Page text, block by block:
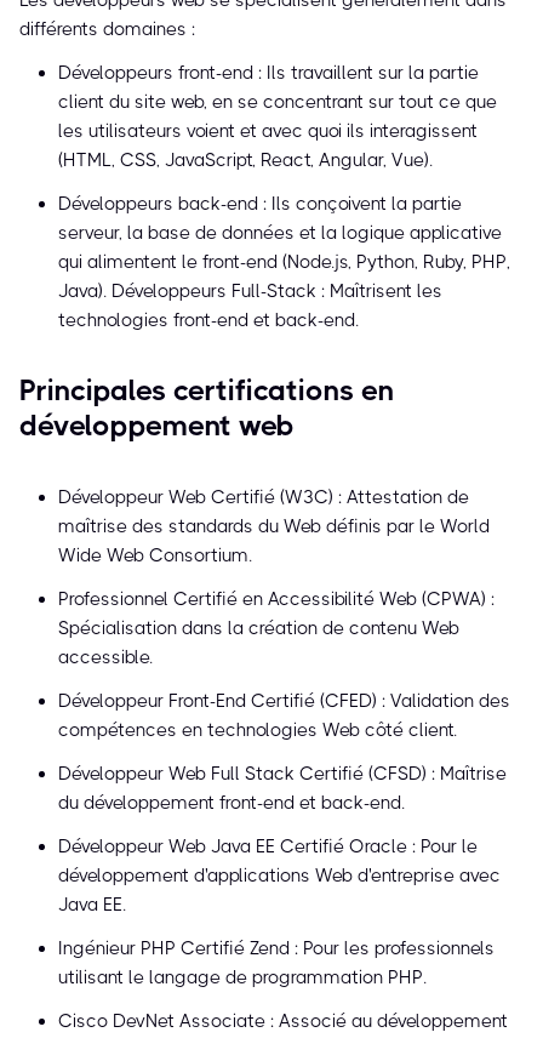
différents domaines :
Développeurs front-end : Ils travaillent sur la partie
client du site web, en se concentrant sur tout ce que
les utilisateurs voient et avec quoi ils interagissent
(HTML, CSS, JavaScript, React, Angular, Vue).
Développeurs back-end : Ils conçoivent la partie
serveur, la base de données et la logique applicative
qui alimentent le front-end (Node.js, Python, Ruby, PHP,
Java). Développeurs Full-Stack : Maîtrisent les
technologies front-end et back-end.
Principales certifications en
développement web
Développeur Web Certifié (W3C) : Attestation de
maîtrise des standards du Web définis par le World
Wide Web Consortium.
Professionnel Certifié en Accessibilité Web (CPWA) :
Spécialisation dans la création de contenu Web
accessible.
Développeur Front-End Certifié (CFED) : Validation des
compétences en technologies Web côté client.
Développeur Web Full Stack Certifié (CFSD) : Maîtrise
du développement front-end et back-end.
Développeur Web Java EE Certifié Oracle : Pour le
développement d'applications Web d'entreprise avec
Java EE.
Ingénieur PHP Certifié Zend : Pour les professionnels
utilisant le langage de programmation PHP.
Cisco DevNet Associate : Associé au développement